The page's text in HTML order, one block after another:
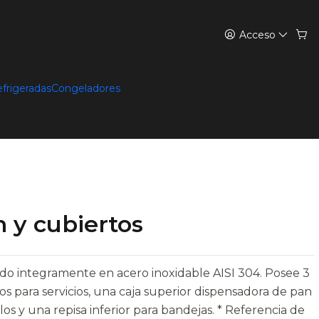
Acceso
Congeladores
y cubiertos
integramente en acero inoxidable AISI 304. Posee 3
para servicios, una caja superior dispensadora de pan
y una repisa inferior para bandejas. * Referencia de